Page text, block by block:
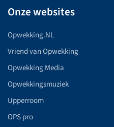
Onze websites
Opwekking.NL
Vriend van Opwekking
Opwekking Media
Opwekkingsmuziek
Upperroom
OPS pro